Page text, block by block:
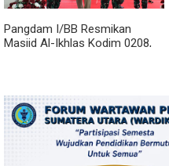
Pangdam I/BB Resmikan
Masjid Al-Ikhlas Kodim 0208,